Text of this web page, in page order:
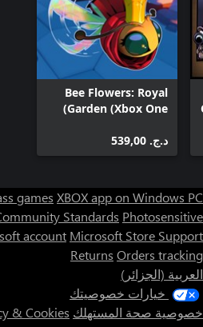
Bee Flowers: Royal
Garden (Xbox One)
د.ج.‏ 539,00
games XBOX app on Windows PC
Standards Photosensitive
account Microsoft Store Support
Returns Orders tracking
العربية (الجزائر)
خيارات خصوصيتك
خصوصية صحة المستهلك & Cookies